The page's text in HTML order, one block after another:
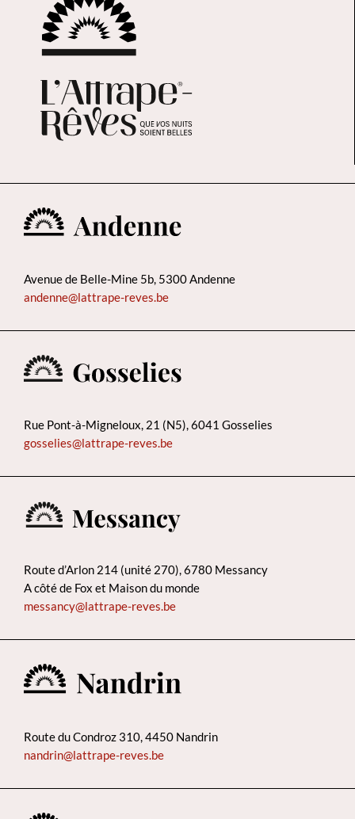
Avenue de Belle-Mine 5b, 5300 Andenne
andenne@lattrape-reves.be
Rue Pont-à-Migneloux, 21 (N5), 6041 Gosselies
gosselies@lattrape-reves.be
Route d’Arlon 214 (unité 270), 6780 Messancy
A côté de Fox et Maison du monde
messancy@lattrape-reves.be
Route du Condroz 310, 4450 Nandrin
nandrin@lattrape-reves.be